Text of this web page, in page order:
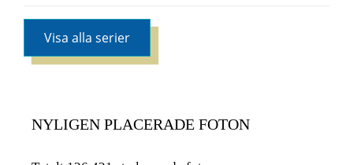
Visa alla serier
NYLIGEN PLACERADE FOTON